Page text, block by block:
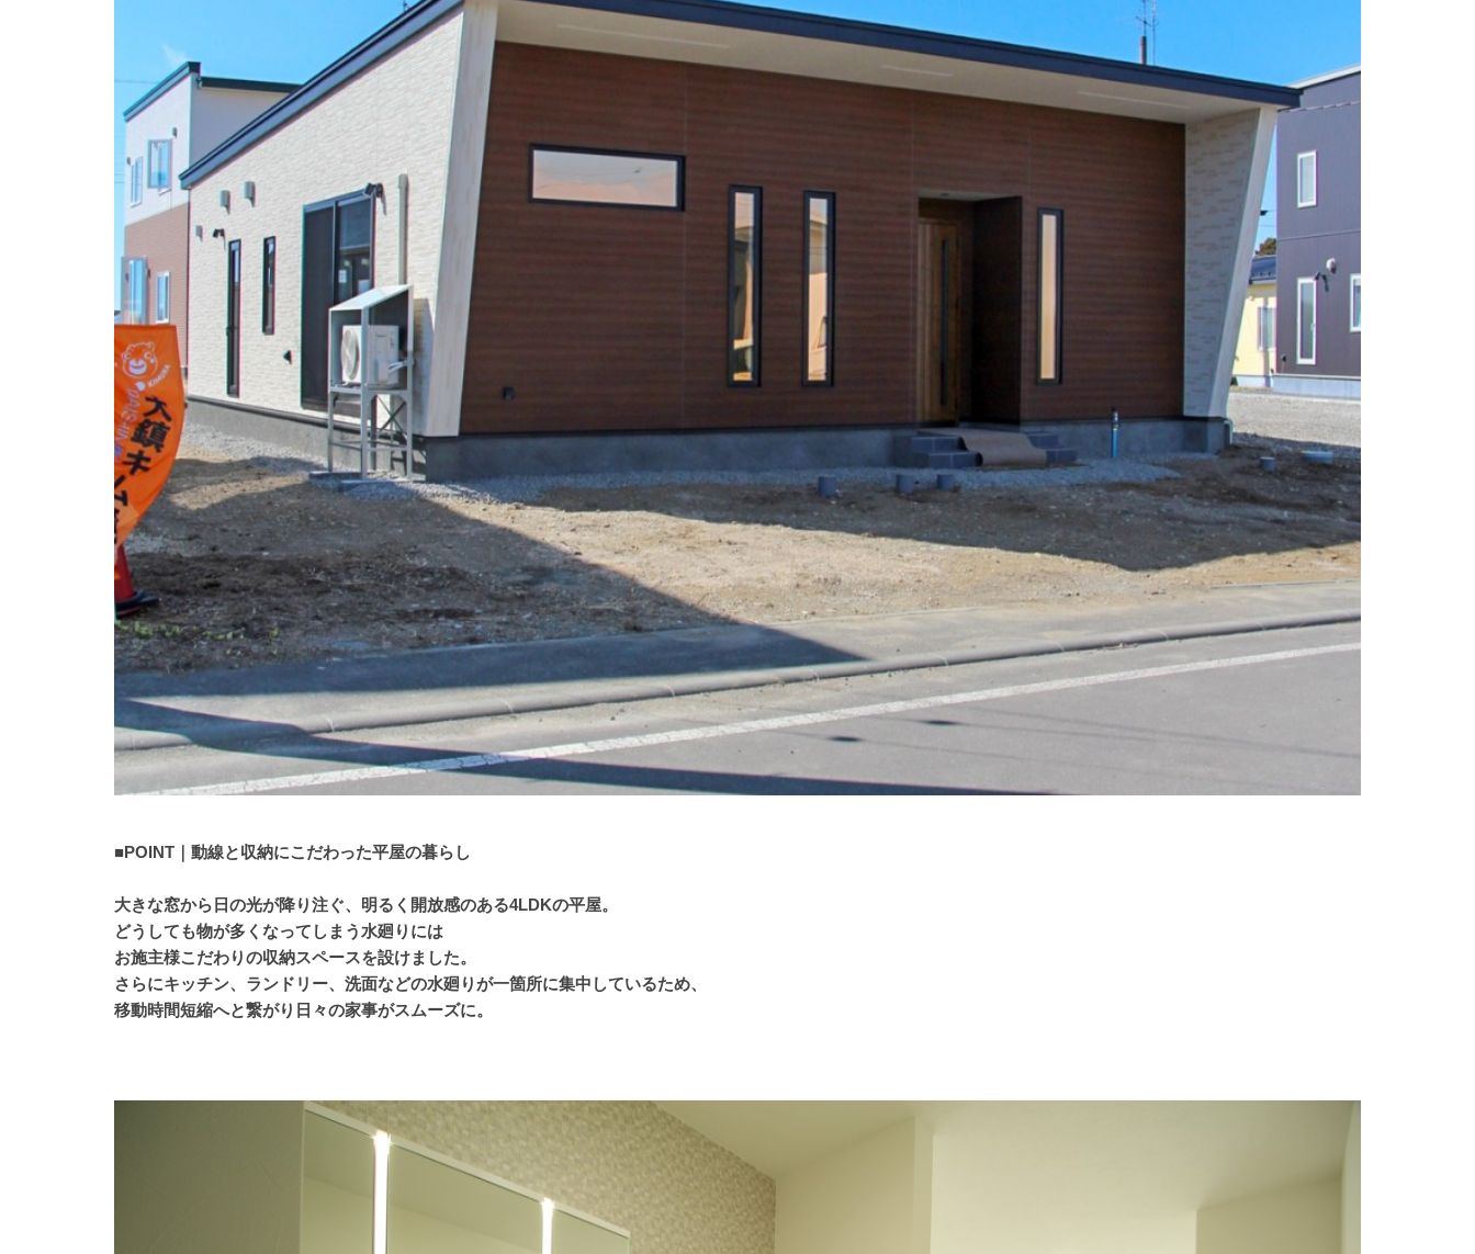
■POINT｜動線と収納にこだわった平屋の暮らし
大きな窓から日の光が降り注ぐ、明るく開放感のある4LDKの平屋。
どうしても物が多くなってしまう水廻りには
お施主様こだわりの収納スペースを設けました。
さらにキッチン、ランドリー、洗面などの水廻りが一箇所に集中しているため、
移動時間短縮へと繋がり日々の家事がスムーズに。